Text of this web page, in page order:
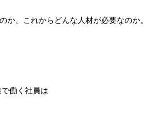
、これからどんな人材が必要なのか
働く社員は